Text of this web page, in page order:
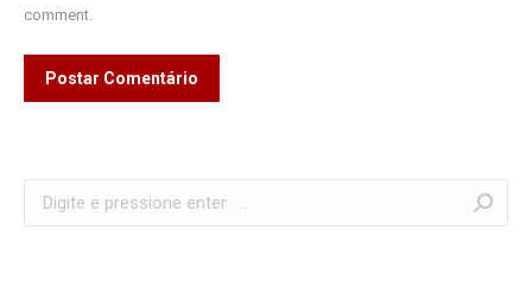
comment.
Postar Comentário
Search: